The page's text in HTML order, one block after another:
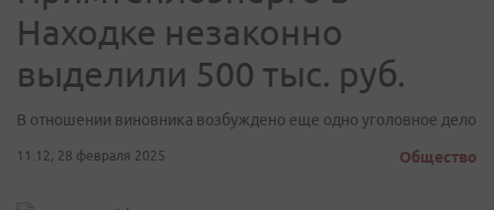
Находке незаконно
выделили 500 тыс. руб.
В отношении виновника возбуждено еще одно уголовное дело
11:12, 28 февраля 2025 Общество